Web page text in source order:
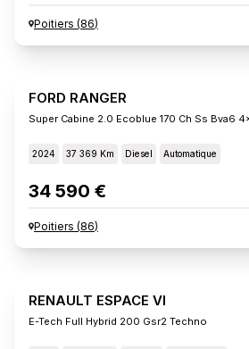
Poitiers (86)
FORD RANGER
Super Cabine 2.0 Ecoblue 170 Ch Ss Bva6
2024 37 369 Km Diesel Automatique
34 590 €
Poitiers (86)
RENAULT ESPACE VI
E-Tech Full Hybrid 200 Gsr2 Techno